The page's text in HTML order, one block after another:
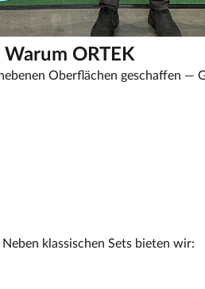
Warum ORTEK
Oberflächen geschaffen —
klassischen Sets bieten wir: